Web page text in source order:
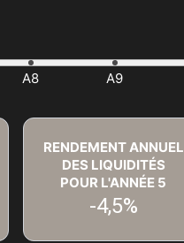
RENDEMENT ANNUEL
DES LIQUIDITÉS
POUR L'ANNÉE 5
-4,5%